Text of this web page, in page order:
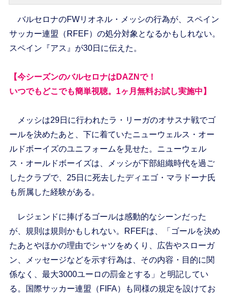
バルセロナのFWリオネル・メッシの行為が、スペイン
サッカー連盟（RFEF）の処分対象となるかもしれない。
スペイン『アス』が30日に伝えた。
【今シーズンのバルセロナはDAZNで！
いつでもどこでも簡単視聴。1ヶ月無料お試し実施中】
メッシは29日に行われたラ・リーガのオサスナ戦でゴ
ールを決めたあと、下に着ていたニューウェルス・オー
ルドボーイズのユニフォームを見せた。ニューウェル
ス・オールドボーイズは、メッシが下部組織時代を過ご
したクラブで、25日に死去したディエゴ・マラドーナ氏
も所属した経験がある。
レジェンドに捧げるゴールは感動的なシーンだった
が、規則は規則かもしれない。RFEFは、「ゴールを決め
たあとやほかの理由でシャツをめくり、広告やスローガ
ン、メッセージなどを示す行為は、その内容・目的に関
係なく、最大3000ユーロの罰金とする」と明記してい
る。国際サッカー連盟（FIFA）も同様の規定を設けてお